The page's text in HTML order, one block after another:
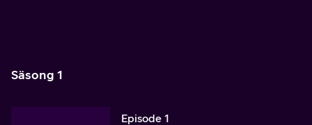
Säsong 1
Episode 1